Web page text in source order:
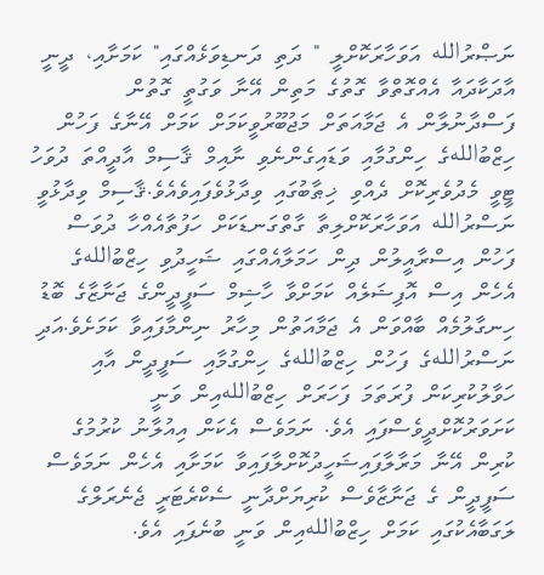
ނަޞްރުالله އަވަހާރަކޮށްލީ " ދަތި ދަނޑިވަޅެއްގައި" ކަމަށާއި، ދީނީ
އާދަކާދައާ އެއްގޮތްވާ ގޮތުގެ މަތިން އޭނާ ވަގުތީ ގޮތުން
ފަސްދާނުލާން އެ ޖަމާއަތަށް މަޖުބޫރުވީކަމަށް ކަމަށް އޭނާގެ ފަހުން
ހިޒްބުاللهގެ ހިންގުމާއި ވަޑައިގެންނެވި ނާއިމް ޤާސިމް އާދީއްތަ ދުވަހު
ޓީވީ މެދުވެރިކޮށް ދެއްވި ޚިޠާބުގައި ވިދާޅުވެފައިވެއެވެ.ޤާސިމް ވިދާޅުވީ
ނަސްރުالله އަވަހާރަކޮށްލިތާ ގާތްގަނޑަކަށް ހަފުތާއެއްހާ ދުވަސް
ފަހުން އިސްރާއީލުން ދިން ހަމަލާއެއްގައި ޝަހީދުވި ހިޒްބުاللهގެ
އެހެން އިސް އޮފިޝަލެއް ކަމަށްވާ ހާޝިމް ސަފީދީންގެ ޖަނާޒާގެ ބޮޑު
ހިނގާލުމެއް ބާއްވަން އެ ޖަމާއަތުން މިހާރު ނިންމާފައިވާ ކަމަށެވެ.އަދި
ނަސްރުاللهގެ ފަހުން ހިޒްބުاللهގެ ހިންގުމާއި ސަފީދީން އާއި
ހަވާލުކުރިކަން ފުރަތަމަ ފަހަރަށް ހިޒްބުاللهއިން ވަނީ
ކަށަވަރުކޮށްދީވެސްފައި އެވެ. ނަމަވެސް އެކަން އިއުލާނު ކުރުމުގެ
ކުރިން އޭނާ މަރާލާފައިޝަހީދުކޮށްލާފައިވާ ކަމަށާއި އެހެން ނަމަވެސް
ސަފީދީން ގެ ޖަނާޒާވެސް ކުރިޔަށްދާނީ ސެކްރެޓަރީ ޖެނެރަލްގެ
ލަގަބާއެކުގައި ކަމަށް ހިޒްބުاللهއިން ވަނީ ބުނެފައި އެވެ.